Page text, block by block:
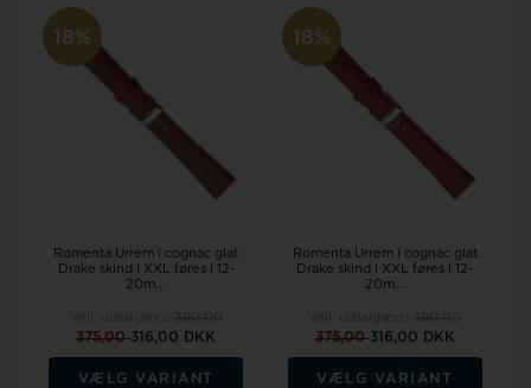
18%
Romenta Urrem i cognac glat
Drake skind i XXL føres i 12-
20m...
375,00316,00 DKK
VÆLG VARIANT
18%
Romenta Urrem i cognac glat
Drake skind i XXL føres i 12-
20m...
375,00316,00 DKK
VÆLG VARIANT